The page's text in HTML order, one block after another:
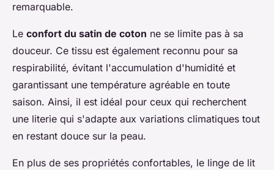
remarquable.
Le confort du satin de coton ne se limite pas à sa
douceur. Ce tissu est également reconnu pour sa
respirabilité, évitant l'accumulation d'humidité et
garantissant une température agréable en toute
saison. Ainsi, il est idéal pour ceux qui recherchent
une literie qui s'adapte aux variations climatiques tout
en restant douce sur la peau.
En plus de ses propriétés confortables, le linge de lit